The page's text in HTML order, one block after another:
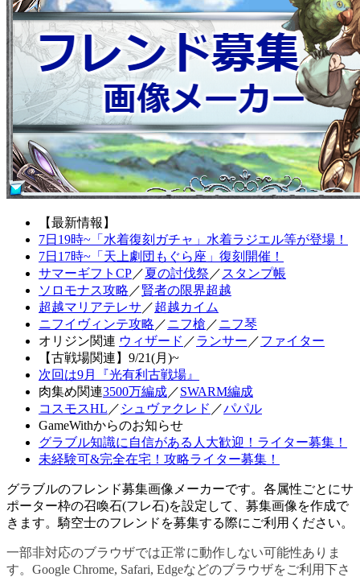
【最新情報】
7日19時~「水着復刻ガチャ」水着ラジエル等が登場！
7日17時~「天上劇団もぐら座」復刻開催！
サマーギフトCP／夏の討伐祭 ／ スタンプ帳
ソロモナス攻略 ／賢者の限界超越
超越マリアテレサ ／超越カイム
ニフイヴィンテ攻略 ／ニフ槍 ／ニフ琴
オリジン関連 ウィザード ／ランサー ／ファイター
【古戦場関連】9/21(月)~
次回は9月『光有利古戦場』
肉集め関連3500万編成／SWARM編成
コスモスHL ／ シュヴァクレド ／パパル
GameWithからのお知らせ
グラブル知識に自信がある人大歓迎！ライター募集！
未経験可&完全在宅！攻略ライター募集！
グラブルのフレンド募集画像メーカーです。各属性ごとにサ
ポーター枠の召喚石(フレ石)を設定して、募集画像を作成で
きます。騎空士のフレンドを募集する際にご利用ください。
一部非対応のブラウザでは正常に動作しない可能性ありま
す。Google Chrome, Safari, Edgeなどのブラウザをご利用下さ